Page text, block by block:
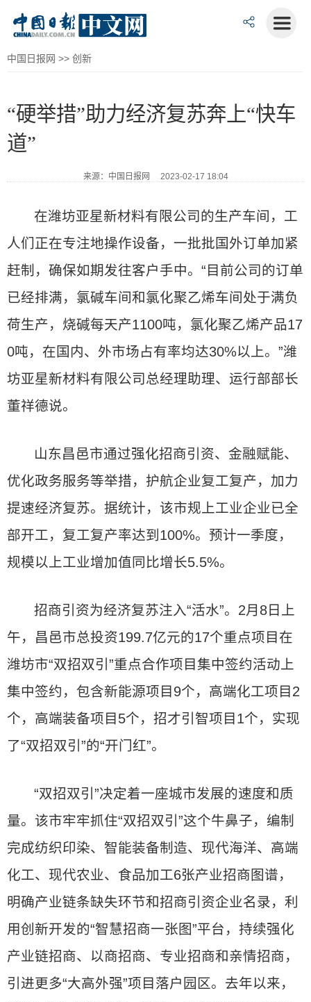
中国日报网 >> 创新
“硬举措”助力经济复苏奔上“快车
道”
来源：中国日报网 2023-02-17 18:04
在潍坊亚星新材料有限公司的生产车间，工
人们正在专注地操作设备，一批批国外订单加紧
赶制，确保如期发往客户手中。“目前公司的订单
已经排满，氯碱车间和氯化聚乙烯车间处于满负
荷生产，烧碱每天产1100吨，氯化聚乙烯产品17
0吨，在国内、外市场占有率均达30%以上。”潍
坊亚星新材料有限公司总经理助理、运行部部长
董祥德说。
山东昌邑市通过强化招商引资、金融赋能、
优化政务服务等举措，护航企业复工复产，加力
提速经济复苏。据统计，该市规上工业企业已全
部开工，复工复产率达到100%。预计一季度，
规模以上工业增加值同比增长5.5%。
招商引资为经济复苏注入“活水”。2月8日上
午，昌邑市总投资199.7亿元的17个重点项目在
潍坊市“双招双引”重点合作项目集中签约活动上
集中签约，包含新能源项目9个，高端化工项目2
个，高端装备项目5个，招才引智项目1个，实现
了“双招双引”的“开门红”。
“双招双引”决定着一座城市发展的速度和质
量。该市牢牢抓住“双招双引”这个牛鼻子，编制
完成纺织印染、智能装备制造、现代海洋、高端
化工、现代农业、食品加工6张产业招商图谱，
明确产业链条缺失环节和招商引资企业名录，利
用创新开发的“智慧招商一张图”平台，持续强化
产业链招商、以商招商、专业招商和亲情招商，
引进更多“大高外强”项目落户园区。去年以来，